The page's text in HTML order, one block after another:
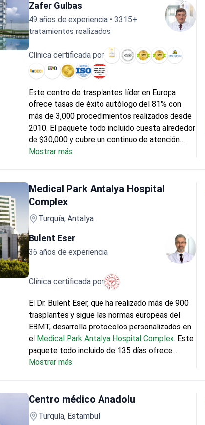
de Células Madre (Auto-TMO)
Zafer Gulbas
49 años de experiencia • 3315+
tratamientos realizados
Clínica certificada por
Este centro de trasplantes líder en Europa
ofrece tasas de éxito autólogo del 81% con
más de 3,000 procedimientos realizados desde
2010. El paquete todo incluido cuesta alrededor
de $30,000 y cubre un continuo de atención
completo de 105 días. En el
de sangre periférica con criopreservación. El
tratamiento incluye 15 días de atención
hospitalaria en una sala de alta pureza,
regímenes de acondicionamiento
individualizados y 90 días de seguimiento
postrasplante. La asociación con Johns Hopkins
Medicine garantiza protocolos con estándares
Mostrar más
Medical Park Antalya Hospital
Complex
Turquía, Antalya
Bulent Eser
36 años de experiencia
Clínica certificada por
El Dr. Bulent Eser, que ha realizado más de 900
trasplantes y sigue las normas europeas del
EBMT, desarrolla protocolos personalizados en
el Medical Park Antalya Hospital Complex. Este
paquete todo incluido de 135 días ofrece
atención las 24 horas del día, desde la búsqueda
40.000 dólares, cubre el procedimiento
completo, el acondicionamiento, los cuidados
de aislamiento y el seguimiento. El Certificado
Mostrar más
Centro médico Anadolu
Turquía, Estambul